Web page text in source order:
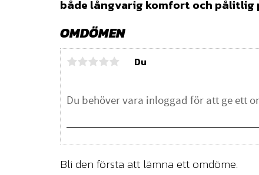
både långvarig komfort och pålitlig
OMDÖMEN
Du
Bli den första att lämna ett omdöme.